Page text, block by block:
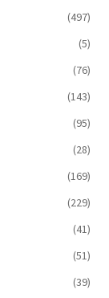
(497)
(5)
(76)
(143)
(95)
(28)
(169)
(229)
(41)
(51)
(39)